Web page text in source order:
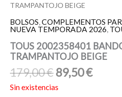
TRAMPANTOJO BEIGE
BOLSOS,COMPLEMENTOS
NUEVA TEMPORADA 2026,
TOUS 2002358401
TRAMPANTOJO BEIGE
179,00€89,50€
Sin existencias